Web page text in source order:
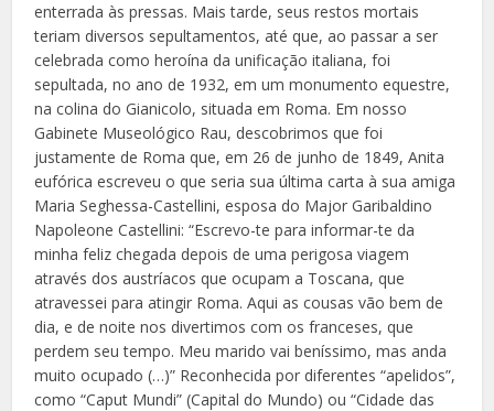
enterrada às pressas. Mais tarde, seus restos mortais
teriam diversos sepultamentos, até que, ao passar a ser
celebrada como heroína da unificação italiana, foi
sepultada, no ano de 1932, em um monumento equestre,
na colina do Gianicolo, situada em Roma. Em nosso
Gabinete Museológico Rau, descobrimos que foi
justamente de Roma que, em 26 de junho de 1849, Anita
eufórica escreveu o que seria sua última carta à sua amiga
Maria Seghessa-Castellini, esposa do Major Garibaldino
Napoleone Castellini: “Escrevo-te para informar-te da
minha feliz chegada depois de uma perigosa viagem
através dos austríacos que ocupam a Toscana, que
atravessei para atingir Roma. Aqui as cousas vão bem de
dia, e de noite nos divertimos com os franceses, que
perdem seu tempo. Meu marido vai beníssimo, mas anda
muito ocupado (…)” Reconhecida por diferentes “apelidos”,
como “Caput Mundi” (Capital do Mundo) ou “Cidade das